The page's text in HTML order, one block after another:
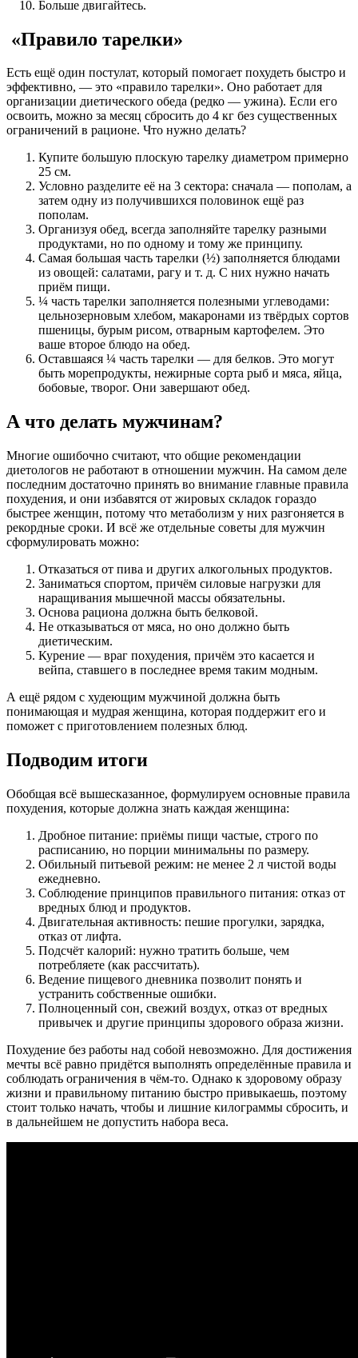
Больше двигайтесь.
«Правило тарелки»
Есть ещё один постулат, который помогает похудеть быстро и
эффективно, — это «правило тарелки». Оно работает для
организации диетического обеда (редко — ужина). Если его
освоить, можно за месяц сбросить до 4 кг без существенных
ограничений в рационе. Что нужно делать?
Купите большую плоскую тарелку диаметром примерно
25 см.
Условно разделите её на 3 сектора: сначала — пополам, а
затем одну из получившихся половинок ещё раз
пополам.
Организуя обед, всегда заполняйте тарелку разными
продуктами, но по одному и тому же принципу.
Самая большая часть тарелки (½) заполняется блюдами
из овощей: салатами, рагу и т. д. С них нужно начать
приём пищи.
¼ часть тарелки заполняется полезными углеводами:
цельнозерновым хлебом, макаронами из твёрдых сортов
пшеницы, бурым рисом, отварным картофелем. Это
ваше второе блюдо на обед.
Оставшаяся ¼ часть тарелки — для белков. Это могут
быть морепродукты, нежирные сорта рыб и мяса, яйца,
бобовые, творог. Они завершают обед.
А что делать мужчинам?
Многие ошибочно считают, что общие рекомендации
диетологов не работают в отношении мужчин. На самом деле
последним достаточно принять во внимание главные правила
похудения, и они избавятся от жировых складок гораздо
быстрее женщин, потому что метаболизм у них разгоняется в
рекордные сроки. И всё же отдельные советы для мужчин
сформулировать можно:
Отказаться от пива и других алкогольных продуктов.
Заниматься спортом, причём силовые нагрузки для
наращивания мышечной массы обязательны.
Основа рациона должна быть белковой.
Не отказываться от мяса, но оно должно быть
диетическим.
Курение — враг похудения, причём это касается и
вейпа, ставшего в последнее время таким модным.
А ещё рядом с худеющим мужчиной должна быть
понимающая и мудрая женщина, которая поддержит его и
поможет с приготовлением полезных блюд.
Подводим итоги
Обобщая всё вышесказанное, формулируем основные правила
похудения, которые должна знать каждая женщина:
Дробное питание: приёмы пищи частые, строго по
расписанию, но порции минимальны по размеру.
Обильный питьевой режим: не менее 2 л чистой воды
ежедневно.
Соблюдение принципов правильного питания: отказ от
вредных блюд и продуктов.
Двигательная активность: пешие прогулки, зарядка,
отказ от лифта.
Подсчёт калорий: нужно тратить больше, чем
потребляете (как рассчитать).
Ведение пищевого дневника позволит понять и
устранить собственные ошибки.
Полноценный сон, свежий воздух, отказ от вредных
привычек и другие принципы здорового образа жизни.
Похудение без работы над собой невозможно. Для достижения
мечты всё равно придётся выполнять определённые правила и
соблюдать ограничения в чём-то. Однако к здоровому образу
жизни и правильному питанию быстро привыкаешь, поэтому
стоит только начать, чтобы и лишние килограммы сбросить, и
в дальнейшем не допустить набора веса.